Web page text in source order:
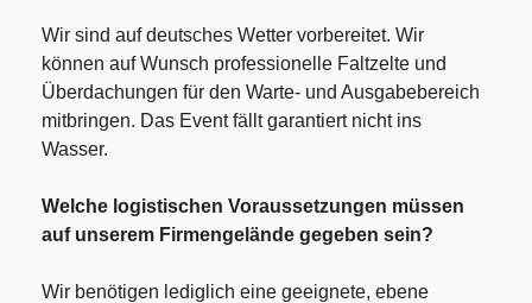
Wir sind auf deutsches Wetter vorbereitet. Wir
können auf Wunsch professionelle Faltzelte und
Überdachungen für den Warte- und Ausgabebereich
mitbringen. Das Event fällt garantiert nicht ins
Wasser.
Welche logistischen Voraussetzungen müssen
auf unserem Firmengelände gegeben sein?
Wir benötigen lediglich eine geeignete, ebene